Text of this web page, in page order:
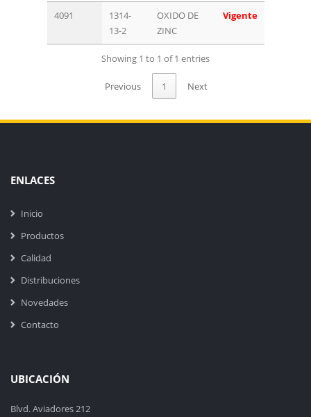
4091
1314-
13-2
OXIDO DE
ZINC
Vigente
Showing 1 to 1 of 1 entries
Previous 1 Next
ENLACES
Inicio
Productos
Calidad
Distribuciones
Novedades
Contacto
UBICACIÓN
Blvd. Aviadores 212